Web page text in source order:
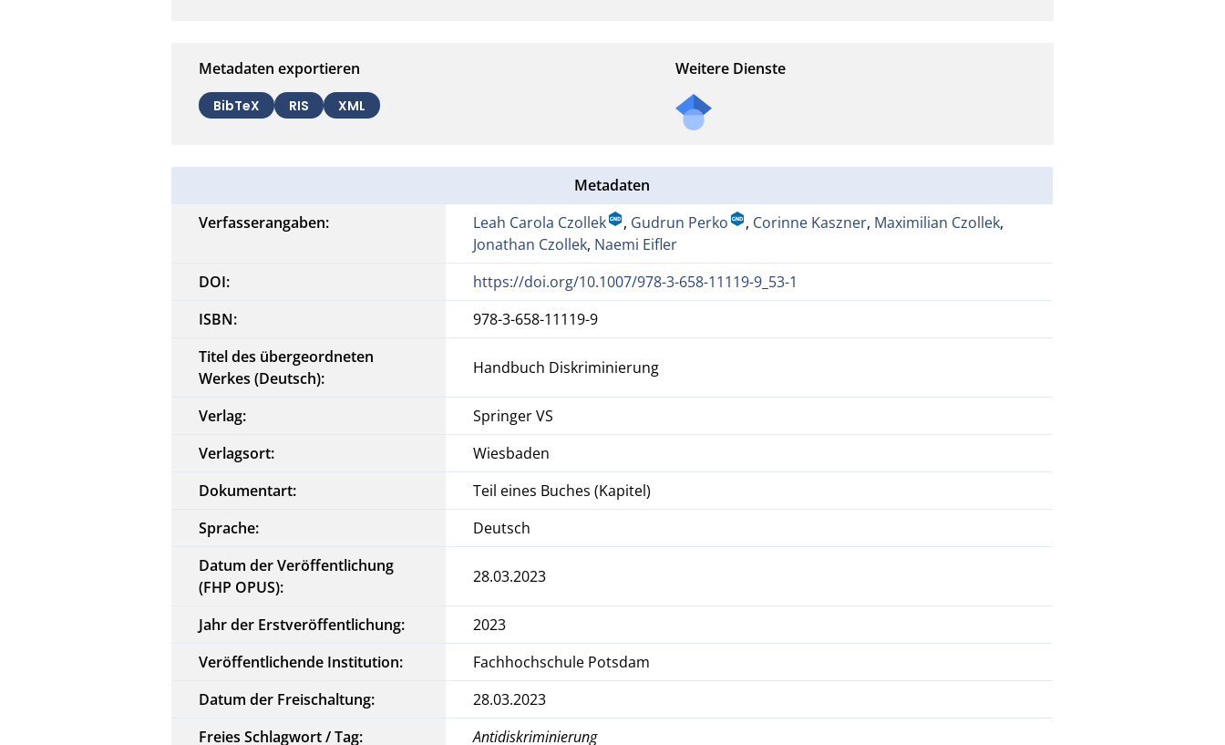
Metadaten exportieren
BibTeX RIS XML
Weitere Dienste
Metadaten
Verfasserangaben:
Leah Carola Czollek , Gudrun Perko , Corinne Kaszner, Maximilian Czollek,
Jonathan Czollek, Naemi Eifler
DOI:
https://doi.org/10.1007/978-3-658-11119-9_53-1
ISBN:
978-3-658-11119-9
Titel des übergeordneten
Werkes (Deutsch):
Handbuch Diskriminierung
Verlag:
Springer VS
Verlagsort:
Wiesbaden
Dokumentart:
Teil eines Buches (Kapitel)
Sprache:
Deutsch
Datum der Veröffentlichung
(FHP OPUS):
28.03.2023
Jahr der Erstveröffentlichung:
2023
Veröffentlichende Institution:
Fachhochschule Potsdam
Datum der Freischaltung:
28.03.2023
Freies Schlagwort / Tag:
Antidiskriminierung